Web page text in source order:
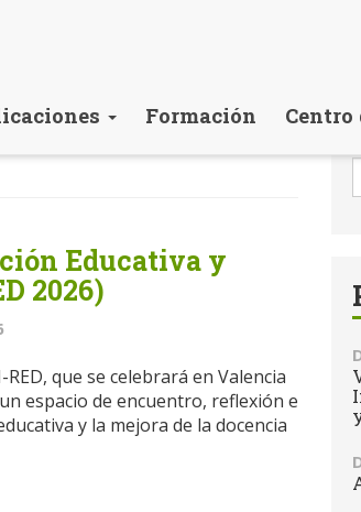
Formación Centro
Educativa y
2026)
que se celebrará en Valencia
espacio de encuentro, reflexión e
y la mejora de la docencia